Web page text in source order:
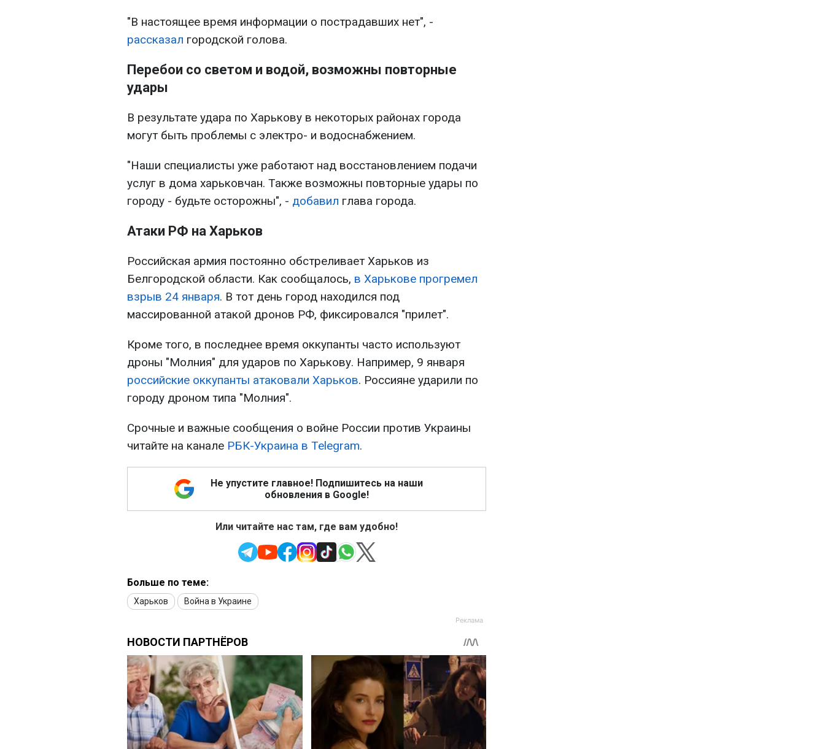
"В настоящее время информации о пострадавших нет", -
рассказал городской голова.
Перебои со светом и водой, возможны повторные
удары
В результате удара по Харькову в некоторых районах города
могут быть проблемы с электро- и водоснабжением.
"Наши специалисты уже работают над восстановлением подачи
услуг в дома харьковчан. Также возможны повторные удары по
городу - будьте осторожны", - добавил глава города.
Атаки РФ на Харьков
Российская армия постоянно обстреливает Харьков из
Белгородской области. Как сообщалось, в Харькове прогремел
взрыв 24 января. В тот день город находился под
массированной атакой дронов РФ, фиксировался "прилет".
Кроме того, в последнее время оккупанты часто используют
дроны "Молния" для ударов по Харькову. Например, 9 января
российские оккупанты атаковали Харьков. Россияне ударили по
городу дроном типа "Молния".
Срочные и важные сообщения о войне России против Украины
читайте на канале РБК-Украина в Telegram.
Не упустите главное! Подпишитесь на наши
обновления в Google!
Или читайте нас там, где вам удобно!
Больше по теме:
Харьков Война в Украине